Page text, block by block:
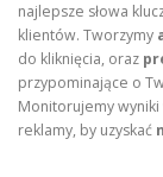
najlepsze słowa
klientów. Tworzymy
do kliknięcia, oraz
przypominające o
Monitorujemy
reklamy, by uzyskać